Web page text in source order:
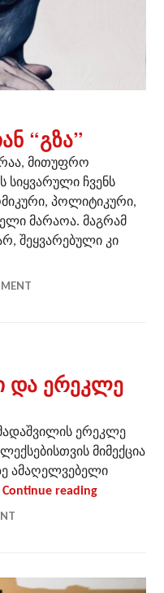
“გზა”
მითუფრო
სიყვარული ჩვენს
პოლიტიკური,
მარაოა. მაგრამ
შეყვარებული კი
ჟრნალთან “გზა”
და ერეკლე
ერეკლე
მიმექცია
ამაღელვებელი
Continue readingნიკო